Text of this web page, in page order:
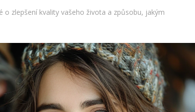
zlepšení kvality vašeho života a způsobu, jakým